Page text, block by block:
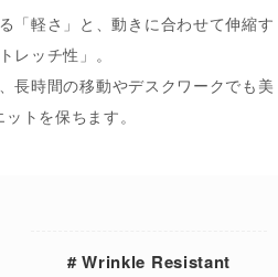
「軽さ」と、動きに合わせて伸縮す
レッチ性」。
長時間の移動やデスクワークでも美
トを保ちます。
# Wrinkle Resistant